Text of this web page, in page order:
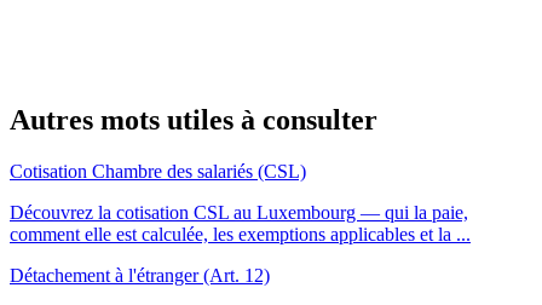
Autres mots utiles à consulter
Cotisation Chambre des salariés (CSL)
Découvrez la cotisation CSL au Luxembourg — qui la paie,
comment elle est calculée, les exemptions applicables et la ...
Détachement à l'étranger (Art. 12)